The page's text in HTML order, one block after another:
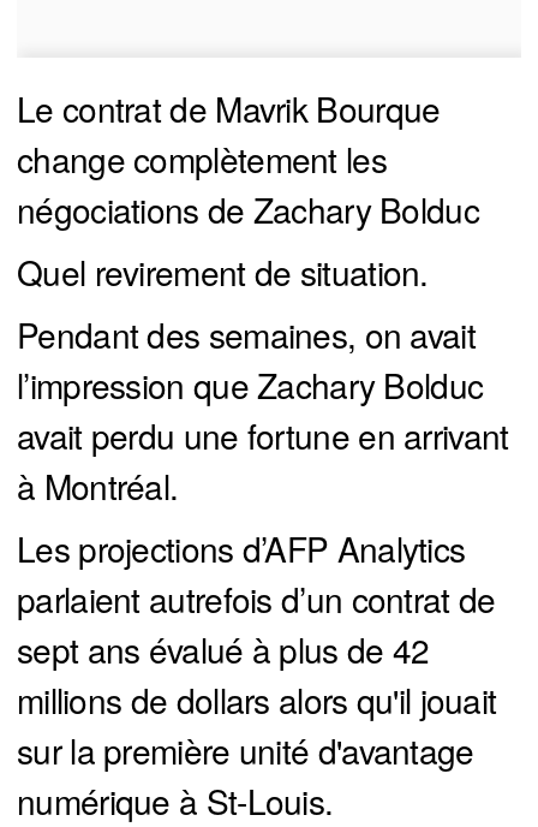
Le contrat de Mavrik Bourque
change complètement les
négociations de Zachary Bolduc
Quel revirement de situation.
Pendant des semaines, on avait
l’impression que Zachary Bolduc
avait perdu une fortune en arrivant
à Montréal.
Les projections d’AFP Analytics
parlaient autrefois d’un contrat de
sept ans évalué à plus de 42
millions de dollars alors qu'il jouait
sur la première unité d'avantage
numérique à St-Louis.